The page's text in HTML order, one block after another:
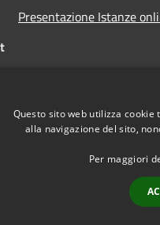
Presentazione Istanze
Questo sito web utilizza
alla navigazione del sito,
Per maggiori